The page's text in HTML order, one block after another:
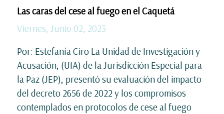
Las caras del cese al fuego en el Caquetá
Viernes, Junio 02, 2023
Por: Estefanía Ciro La Unidad de Investigación y
Acusación, (UIA) de la Jurisdicción Especial para
la Paz (JEP), presentó su evaluación del impacto
del decreto 2656 de 2022 y los compromisos
contemplados en protocolos de cese al fuego